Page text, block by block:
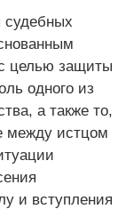
судебных
целью защиты
одного из
а также то,
между истцом
и вступления